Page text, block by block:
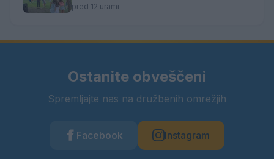
pred 12 urami
Ostanite obveščeni
Spremljajte nas na družbenih omrežjih
Facebook Instagram